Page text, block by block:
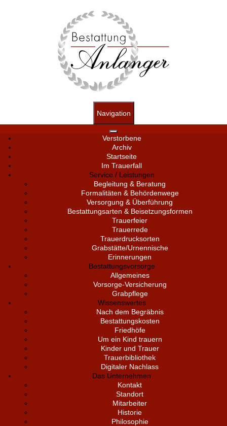
Navigation
Verstorbene
Archiv
Startseite
Im Trauerfall
Service / Leistungen
Begleitung & Beratung
Formalitäten & Behördenwege
Versorgung & Überführung
Bestattungsarten & Beisetzungsformen
Trauerfeier
Trauerrede
Trauerdrucksorten
Grabstätte/Urnennische
Erinnerungen
Bestattungsvorsorge
Allgemeines
Vorsorge-Versicherung
Grabpflege
Wissenswertes
Nach dem Begräbnis
Bestattungskosten
Friedhöfe
Um ein Kind trauern
Kinder und Trauer
Trauerbibliothek
Digitaler Nachlass
Das Unternehmen
Kontakt
Standort
Mitarbeiter
Historie
Philosophie